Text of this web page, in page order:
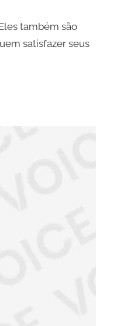
também são
satisfazer seus